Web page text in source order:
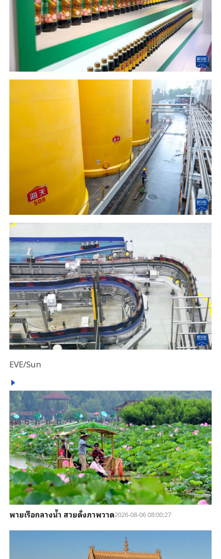
EVE/Sun
พายเรือกลางน้ำ สวยดั่งภาพวาด2026-08-06 08:00:27